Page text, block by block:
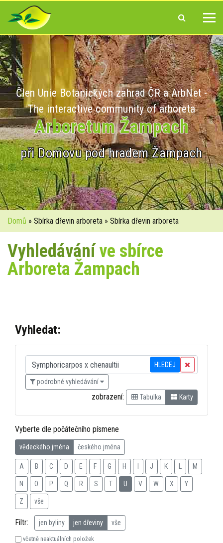
Člen Unie Botanických zahrad ČR a ArbNet -
The interactive community of arboreta
Arboretum Žampach
při Domovu pod hradem Žampach
Domů » Sbírka dřevin arboreta » Sbírka dřevin arboreta
Vyhledáváníve sbírce
Arboreta Žampach
Vyhledat:
HLEDEJ
podrobné vyhledávání
zobrazení: Tabulka Karty
Vyberte dle počátečního písmene
vědeckého jména českého jména
A B C D E F G H J K M
N O P Q R S T U V W X Y
Z vše
Filtr: jen byliny jen dřeviny vše
včetně neaktuálních položek